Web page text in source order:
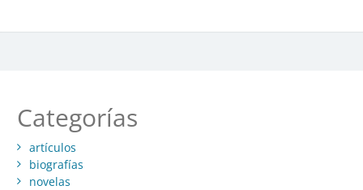
Categorías
artículos
biografías
novelas